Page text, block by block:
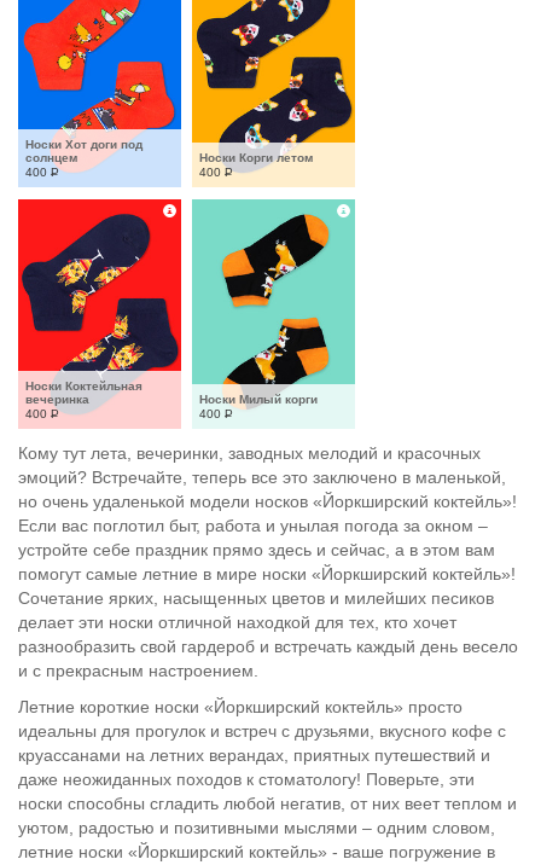
Носки Хот доги под
солнцем
400 Р
Носки Корги летом
400 Р
Носки Коктейльная
вечеринка
400 Р
Носки Милый корги
400 Р
Кому тут лета, вечеринки, заводных мелодий и красочных
эмоций? Встречайте, теперь все это заключено в маленькой,
но очень удаленькой модели носков «Йоркширский коктейль»!
Если вас поглотил быт, работа и унылая погода за окном –
устройте себе праздник прямо здесь и сейчас, а в этом вам
помогут самые летние в мире носки «Йоркширский коктейль»!
Сочетание ярких, насыщенных цветов и милейших песиков
делает эти носки отличной находкой для тех, кто хочет
разнообразить свой гардероб и встречать каждый день весело
и с прекрасным настроением.
Летние короткие носки «Йоркширский коктейль» просто
идеальны для прогулок и встреч с друзьями, вкусного кофе с
круассанами на летних верандах, приятных путешествий и
даже неожиданных походов к стоматологу! Поверьте, эти
носки способны сгладить любой негатив, от них веет теплом и
уютом, радостью и позитивными мыслями – одним словом,
летние носки «Йоркширский коктейль» - ваше погружение в